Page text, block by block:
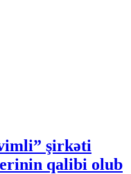
şirkəti
qalibi olub